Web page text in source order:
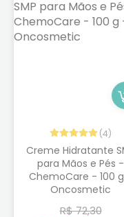
(4)
Creme Hidratante
para Mãos e Pés -
ChemoCare - 100
Oncosmetic
R$ 72,30